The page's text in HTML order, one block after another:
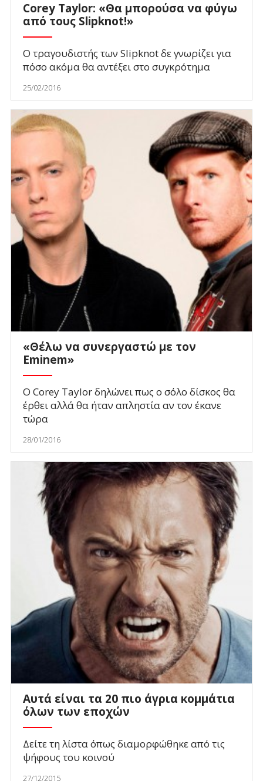
Corey Taylor: «Θα μπορούσα να φύγω
από τους Slipknot!»
Ο τραγουδιστής των Slipknot δε γνωρίζει για
πόσο ακόμα θα αντέξει στο συγκρότημα
25/02/2016
«Θέλω να συνεργαστώ με τον
Eminem»
Ο Corey Taylor δηλώνει πως ο σόλο δίσκος θα
έρθει αλλά θα ήταν απληστία αν τον έκανε
τώρα
28/01/2016
Αυτά είναι τα 20 πιο άγρια κομμάτια
όλων των εποχών
Δείτε τη λίστα όπως διαμορφώθηκε από τις
ψήφους του κοινού
27/12/2015